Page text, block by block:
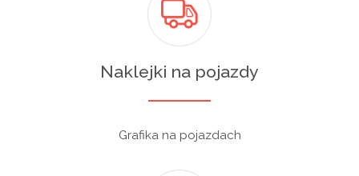
Naklejki na pojazdy
Grafika na pojazdach